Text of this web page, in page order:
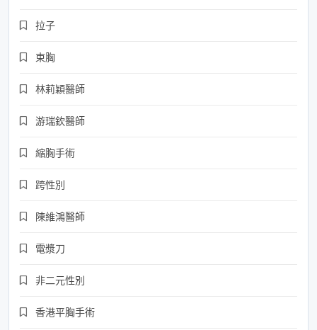
拉子
束胸
林莉穎醫師
游瑞欽醫師
縮胸手術
跨性別
陳維鴻醫師
電漿刀
非二元性別
香港平胸手術